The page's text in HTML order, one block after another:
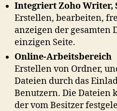
Integriert Zoho Writer,
Erstellen, bearbeiten,
anzeigen der gesamten
einzigen Seite.
Online-Arbeitsbereich
Erstellen von Ordner,
Dateien durch das
Benutzern. Die Dateien
der vom Besitzer